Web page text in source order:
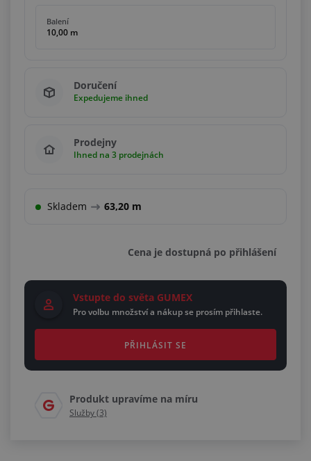
Balení
10,00 m
Doručení
Expedujeme ihned
Prodejny
Ihned na 3 prodejnách
Skladem 63,20 m
Cena je dostupná po přihlášení
Vstupte do světa GUMEX
Pro volbu množství a nákup se prosím přihlaste.
PŘIHLÁSIT SE
Produkt upravíme na míru
Služby (3)